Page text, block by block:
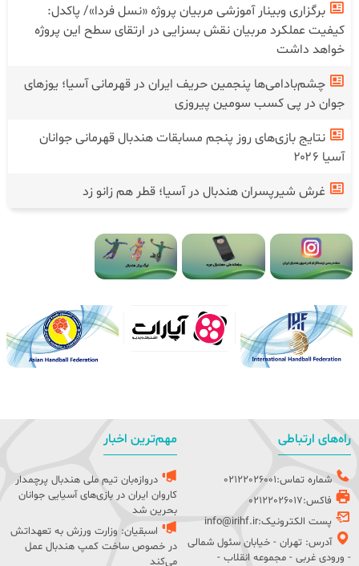
برگزاری وبینار آموزشی مربیان پروژه «نسل فردا»/ پاکدل:
کیفیت عملکرد مربیان نقش بسزایی در ارتقای سطح این پروژه
خواهد داشت
چشم‌بادامی‌ها پنجمین حریف ایران در قهرمانی آسیا؛ یوز‌های
جوان در پی کسب سومین پیروزی
نتایج بازی‌های روز پنجم مسابقات هندبال قهرمانی جوانان
آسیا ۲۰۲۶
غرش شیرپسران هندبال در آسیا؛ قطر هم زانو زد
راه‌های ارتباطی
شماره تماس:02122026001
فاکس:02122026017
پست الکترونیک:info@irihf.ir
آدرس: تهران - خیابان سئول شمالی
- ورودی غربی - مجموعه انقلاب -
مهم‌ترین اخبار
دروازه‌بان تیم ملی هندبال پرچمدار
کاروان ایران در بازی‌های آسیایی جوانان
بحرین شد
اسبقیان: وزارت ورزش به تعهداتش
در خصوص ساخت کمپ هندبال عمل
می‌کند